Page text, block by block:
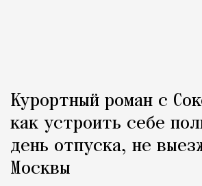
Курортный роман с
как устроить себе
день отпуска, не
Москвы